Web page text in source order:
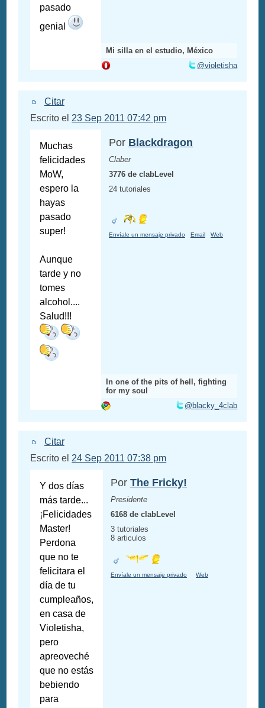
pasado
genial
Mi silla en el estudio, México
@violetisha
Citar
Escrito el 23 Sep 2011 07:42 pm
Muchas
felicidades
MoW,
espero la
hayas
pasado
super!
Aunque
tarde y no
tomes
alcohol....
Salud!!!
Por Blackdragon
Claber
3776 de clabLevel
24 tutoriales
Envíale un mensaje privado Email Web
In one of the pits of hell, fighting
for my soul
@blacky_4clab
Citar
Escrito el 24 Sep 2011 07:38 pm
Y dos días
más tarde...
¡Felicidades
Master!
Perdona
que no te
felicitara el
día de tu
cumpleaños,
en casa de
Violetisha,
pero
apreoveché
que no estás
bebiendo
para
Por The Fricky!
Presidente
6168 de clabLevel
3 tutoriales
8 articulos
Envíale un mensaje privado Web